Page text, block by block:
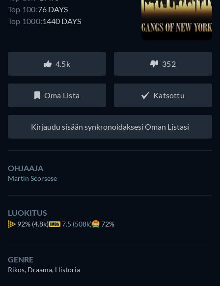
Top 100:76 DAYS
Top 1000:1440 DAYS
4.5k 352
Oma Lista Katsottu
Kirjaudu sisään synkronoidaksesi Oman Listasi
OHJAAJA
Martin Scorsese
LUOKITUS
92% (4.8k) 7.5 (508k) 72%
GENRE
Rikos, Draama, Historia